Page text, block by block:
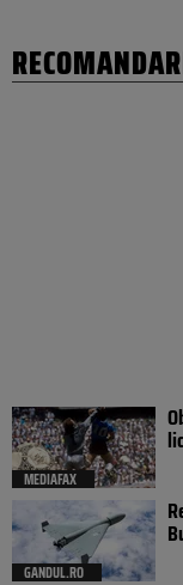
MEDIAFAX
GANDUL.RO